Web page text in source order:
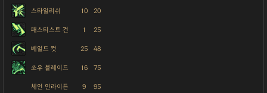
스타일리쉬 10 20
패스티스트 건 1 25
베일드 컷 25 48
쏘우 블레이드 16 75
체인 인라이튼 9 95